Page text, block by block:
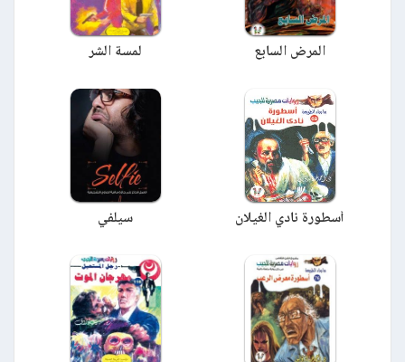
المرض السابع لمسة الشر
أسطورة نادي الغيلان سيلفي